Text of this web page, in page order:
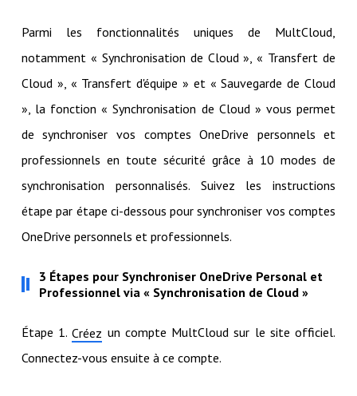
Parmi les fonctionnalités uniques de MultCloud,
notamment « Synchronisation de Cloud », « Transfert de
Cloud », « Transfert d'équipe » et « Sauvegarde de Cloud
», la fonction « Synchronisation de Cloud » vous permet
de synchroniser vos comptes OneDrive personnels et
professionnels en toute sécurité grâce à 10 modes de
synchronisation personnalisés. Suivez les instructions
étape par étape ci-dessous pour synchroniser vos comptes
OneDrive personnels et professionnels.
3 Étapes pour Synchroniser OneDrive Personal et
Professionnel via « Synchronisation de Cloud »
Étape 1.Créez un compte MultCloud sur le site officiel.
Connectez-vous ensuite à ce compte.